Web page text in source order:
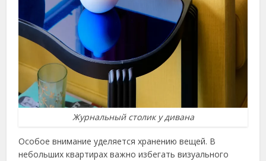
Журнальный столик у дивана
Особое внимание уделяется хранению вещей. В
небольших квартирах важно избегать визуального